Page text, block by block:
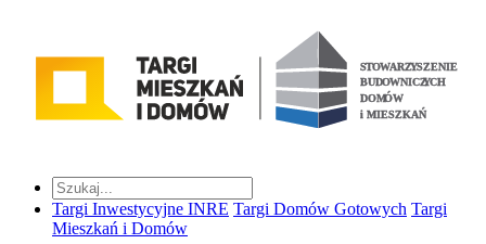
Targi Inwestycyjne INRE Targi Domów Gotowych Targi
Mieszkań i Domów